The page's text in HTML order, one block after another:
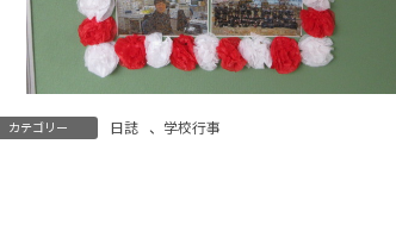
カテゴリー 日誌 、 学校行事